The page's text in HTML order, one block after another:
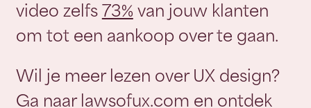
video zelfs 73% van jouw klanten
om tot een aankoop over te gaan.
Wil je meer lezen over UX design?
Ga naar lawsofux.com en ontdek